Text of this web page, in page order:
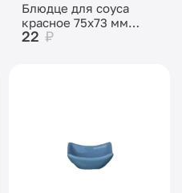
Блюдце для соуса
красное 75х73 мм
высота 30 мм
22 ₽